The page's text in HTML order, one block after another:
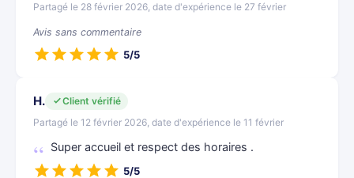
Partagé le 28 février 2026, date d'expérience le 27 février
Avis sans commentaire
5/5
H.
Client vérifié
Partagé le 12 février 2026, date d'expérience le 11 février
Super accueil et respect des horaires .
5/5